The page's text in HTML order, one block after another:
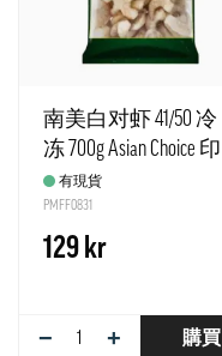
南美白对虾 41/50 冷
冻 700g Asian Choice 印
度 有現貨
PMFF0831
129 kr
− + 購買